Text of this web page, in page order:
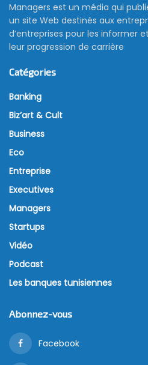
Managers est un média qui
un site Web destinés aux
d’entreprises pour les informer
leur progression de carrière
Catégories
Banking
Biz’art & Cult
Business
Eco
Entreprise
Executives
Managers
Startups
Vidéo
Podcast
Les banques tunisiennes
Abonnez-vous
Facebook